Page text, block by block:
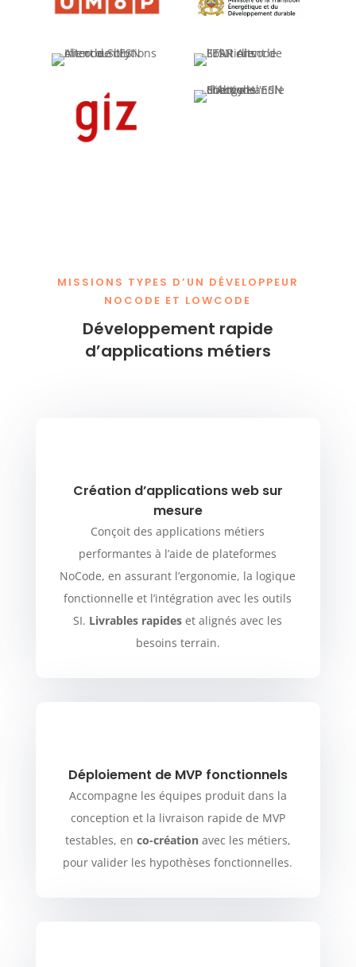
MISSIONS TYPES D’UN DÉVELOPPEUR
NOCODE ET LOWCODE
Développement rapide
d’applications métiers
Création d’applications web sur
mesure
Conçoit des applications métiers
performantes à l’aide de plateformes
NoCode, en assurant l’ergonomie, la logique
fonctionnelle et l’intégration avec les outils
SI. Livrables rapides et alignés avec les
besoins terrain.
Déploiement de MVP fonctionnels
Accompagne les équipes produit dans la
conception et la livraison rapide de MVP
testables, en co-créationavec les métiers,
pour valider les hypothèses fonctionnelles.